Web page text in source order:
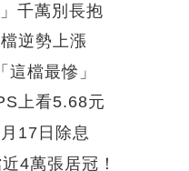
千萬別長抱
逆勢上漲
檔最慘」
上看5.68元
17日除息
4萬張居冠！